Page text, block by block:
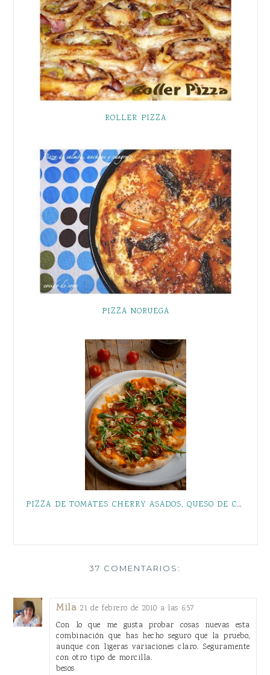
ROLLER PIZZA
PIZZA NORUEGA
PIZZA DE TOMATES CHERRY ASADOS, QUESO DE CABRA Y RÚCULA { LA DEFINITIVA }
37 COMENTARIOS:
Mila 21 de febrero de 2010 a las 6:57
Con lo que me gusta probar cosas nuevas esta
combinación que has hecho seguro que la pruebo,
aunque con ligeras variaciones claro. Seguramente
con otro tipo de morcilla.
besos